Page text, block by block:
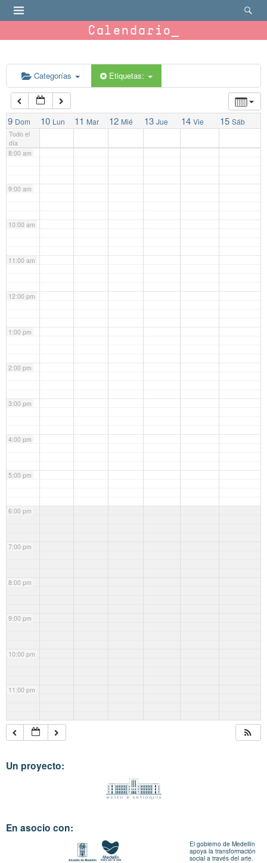
Calendario
Categorías Etiquetas:
9 Dom 10 Lun 11 Mar 12 Mié 13 Jue 14 Vie 15 Sáb
Todo el
día
4:00 am
6:00 am
7:00 am
8:00 am
9:00 am
10:00 am
11:00 am
12:00 pm
1:00 pm
2:00 pm
3:00 pm
4:00 pm
5:00 pm
6:00 pm
7:00 pm
8:00 pm
9:00 pm
10:00 pm
11:00 pm
Un proyecto:
En asocio con:
El gobierno de Medellín
apoya la transformación
social a través del arte.